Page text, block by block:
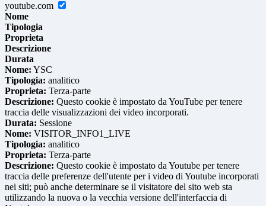
youtube.com
Nome
Tipologia
Proprieta
Descrizione
Durata
Nome: YSC
Tipologia: analitico
Proprieta: Terza-parte
Descrizione: Questo cookie è impostato da YouTube per tenere
traccia delle visualizzazioni dei video incorporati.
Durata: Sessione
Nome: VISITOR_INFO1_LIVE
Tipologia: analitico
Proprieta: Terza-parte
Descrizione: Questo cookie è impostato da Youtube per tenere
traccia delle preferenze dell'utente per i video di Youtube incorporati
nei siti; può anche determinare se il visitatore del sito web sta
utilizzando la nuova o la vecchia versione dell'interfaccia di